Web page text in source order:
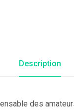
Description
des